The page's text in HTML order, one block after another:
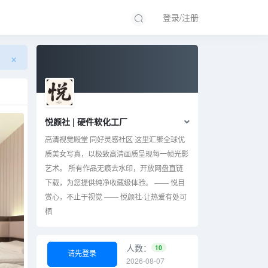
登录/注册
×
悦颜社 | 硬件软化工厂
高清视觉殿堂 同好灵感社区 这里汇聚全球优
质美女写真，以极致高清画质呈现每一帧光影
艺术。 所有作品无痕去水印，开放网盘直链
下载，为您提供纯净收藏级体验。 —— 悦目
赏心，不止于视觉 —— 悦颜社·让热爱有处可
栖
请先登录 人数： 10
2026-08-07